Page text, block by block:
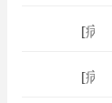
病例
病例